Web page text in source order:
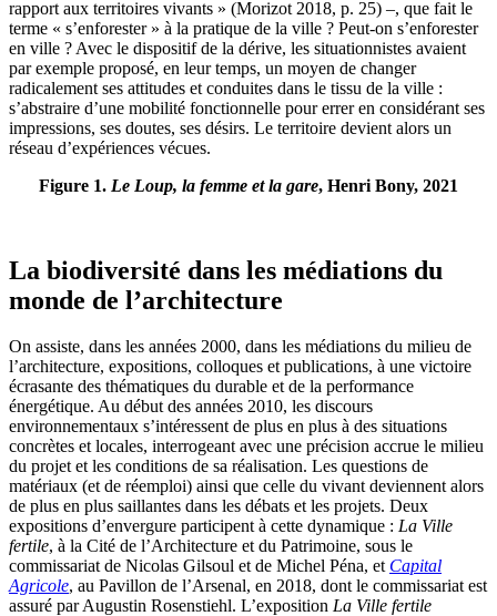
rapport aux territoires vivants » (Morizot 2018, p. 25) –, que fait le
terme « s’enforester » à la pratique de la ville ? Peut-on s’enforester
en ville ? Avec le dispositif de la dérive, les situationnistes avaient
par exemple proposé, en leur temps, un moyen de changer
radicalement ses attitudes et conduites dans le tissu de la ville :
s’abstraire d’une mobilité fonctionnelle pour errer en considérant ses
impressions, ses doutes, ses désirs. Le territoire devient alors un
réseau d’expériences vécues.
Figure 1. Le Loup, la femme et la gare, Henri Bony, 2021
La biodiversité dans les médiations du
monde de l’architecture
On assiste, dans les années 2000, dans les médiations du milieu de
l’architecture, expositions, colloques et publications, à une victoire
écrasante des thématiques du durable et de la performance
énergétique. Au début des années 2010, les discours
environnementaux s’intéressent de plus en plus à des situations
concrètes et locales, interrogeant avec une précision accrue le milieu
du projet et les conditions de sa réalisation. Les questions de
matériaux (et de réemploi) ainsi que celle du vivant deviennent alors
de plus en plus saillantes dans les débats et les projets. Deux
expositions d’envergure participent à cette dynamique : La Ville
fertile, à la Cité de l’Architecture et du Patrimoine, sous le
commissariat de Nicolas Gilsoul et de Michel Péna, et Capital
Agricole, au Pavillon de l’Arsenal, en 2018, dont le commissariat est
assuré par Augustin Rosenstiehl. L’exposition La Ville fertile